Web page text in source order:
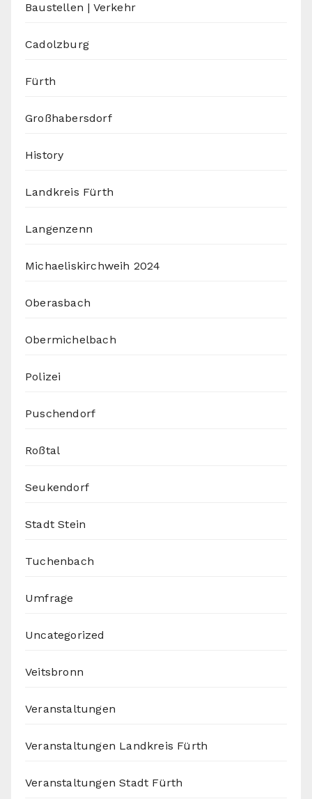
Baustellen | Verkehr
Cadolzburg
Fürth
Großhabersdorf
History
Landkreis Fürth
Langenzenn
Michaeliskirchweih 2024
Oberasbach
Obermichelbach
Polizei
Puschendorf
Roßtal
Seukendorf
Stadt Stein
Tuchenbach
Umfrage
Uncategorized
Veitsbronn
Veranstaltungen
Veranstaltungen Landkreis Fürth
Veranstaltungen Stadt Fürth